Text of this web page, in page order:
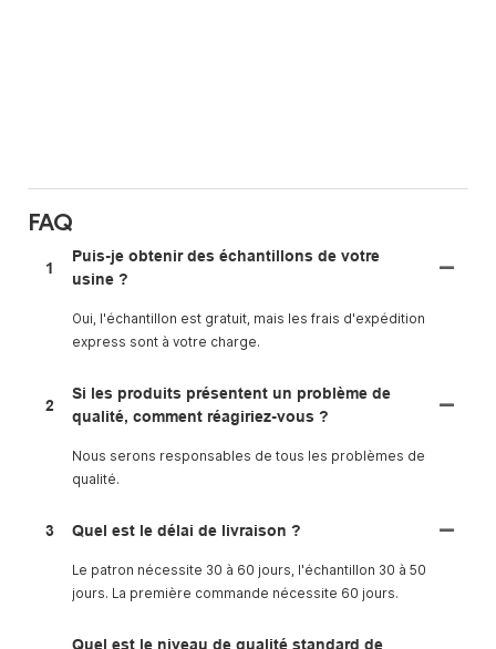
FAQ
1
Puis-je obtenir des échantillons de votre
usine ?
Oui, l'échantillon est gratuit, mais les frais d'expédition
express sont à votre charge.
2
Si les produits présentent un problème de
qualité, comment réagiriez-vous ?
Nous serons responsables de tous les problèmes de
qualité.
3 Quel est le délai de livraison ?
Le patron nécessite 30 à 60 jours, l'échantillon 30 à 50
jours. La première commande nécessite 60 jours.
Quel est le niveau de qualité standard de